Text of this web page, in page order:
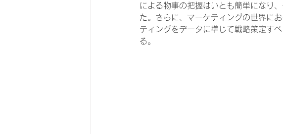
による物事の把握はいとも簡単になり
た。さらに、マーケティングの世界に
ティングをデータに準じて戦略策定す
る。